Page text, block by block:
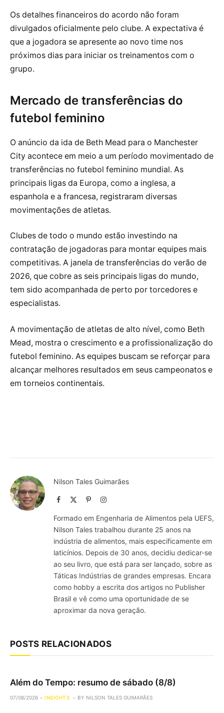
Os detalhes financeiros do acordo não foram
divulgados oficialmente pelo clube. A expectativa é
que a jogadora se apresente ao novo time nos
próximos dias para iniciar os treinamentos com o
grupo.
Mercado de transferências do
futebol feminino
O anúncio da ida de Beth Mead para o Manchester
City acontece em meio a um período movimentado de
transferências no futebol feminino mundial. As
principais ligas da Europa, como a inglesa, a
espanhola e a francesa, registraram diversas
movimentações de atletas.
Clubes de todo o mundo estão investindo na
contratação de jogadoras para montar equipes mais
competitivas. A janela de transferências do verão de
2026, que cobre as seis principais ligas do mundo,
tem sido acompanhada de perto por torcedores e
especialistas.
A movimentação de atletas de alto nível, como Beth
Mead, mostra o crescimento e a profissionalização do
futebol feminino. As equipes buscam se reforçar para
alcançar melhores resultados em seus campeonatos e
em torneios continentais.
Nilson Tales Guimarães
Facebook PinterestInstagram
Formado em Engenharia de Alimentos pela UEFS,
Nilson Tales trabalhou durante 25 anos na
indústria de alimentos, mais especificamente em
laticínios. Depois de 30 anos, decidiu dedicar-se
ao seu livro, que está para ser lançado, sobre as
Táticas Indústrias de grandes empresas. Encara
como hobby a escrita dos artigos no Publisher
Brasil e vê como uma oportunidade de se
aproximar da nova geração.
POSTS RELACIONADOS
Além do Tempo: resumo de sábado (8/8)
07/08/2026 INSIGHTS BY NILSON TALES GUIMARÃES